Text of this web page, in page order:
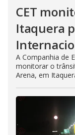
CET
Itaquera
A Companhia de
monitorar o
Arena, em